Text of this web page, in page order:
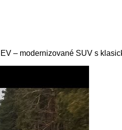
– modernizované SUV s